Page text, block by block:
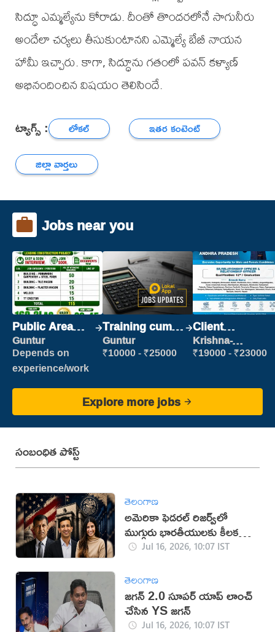
సిద్ధూ ఎమ్మల్యేను కోరాడు. దీంతో తొందరలోనే సాగునీరు
అందేలా చర్యలు తీసుకుంటానని ఎమ్మెల్యే బేబీ నాయన
హామీ ఇచ్చారు. కాగా, సిద్ధూను గతంలో పవన్ కళ్యాణ్
అభినందించిన విషయం తెలిసిందే.
ట్యాగ్స్ : లోకల్
ఇతర కంటెంట్
జిల్లా వార్తలు
Jobs near you
Public Area
Cleaner
Guntur
Depends on
experience/work
Training cum
Placement
Guntur
₹10000 - ₹25000
Client
Relationship
Executive
Krishna-
vijayawada
₹19000 - ₹23000
Explore more jobs
సంబంధిత పోస్ట్
తెలంగాణ
అమెరికా ఫెడరల్ రిజర్వ్‌లో
ముగ్గురు భారతీయులకు కీలక
పదవులు
Jul 16, 2026, 10:07 IST
తెలంగాణ
జగన్‌ 2.0 సూపర్‌ యాప్‌ లాంచ్
చేసిన YS జగన్‌
Jul 16, 2026, 10:07 IST